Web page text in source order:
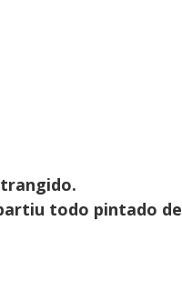
todo pintado de